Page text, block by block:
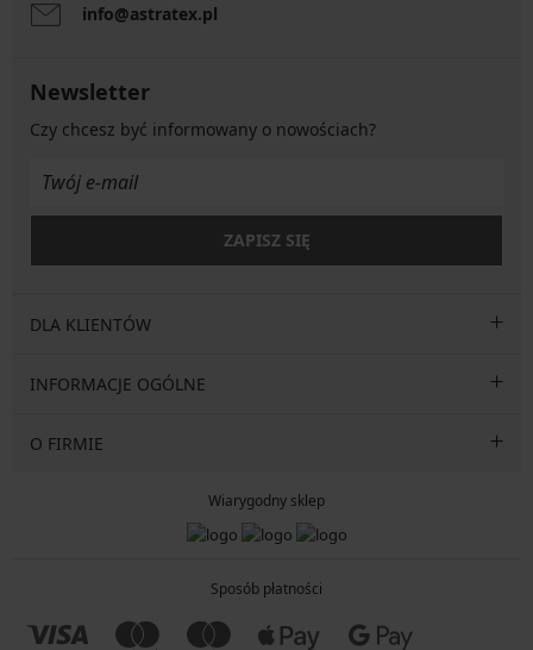
info@astratex.pl
Newsletter
Czy chcesz być informowany o nowościach?
ZAPISZ SIĘ
DLA KLIENTÓW
INFORMACJE OGÓLNE
O FIRMIE
Wiarygodny sklep
Sposób płatności